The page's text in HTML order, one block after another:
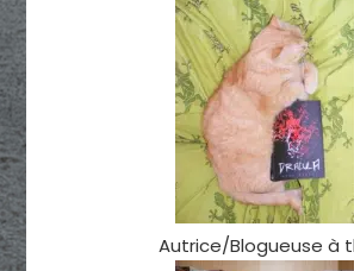
Autrice/Blogueuse à